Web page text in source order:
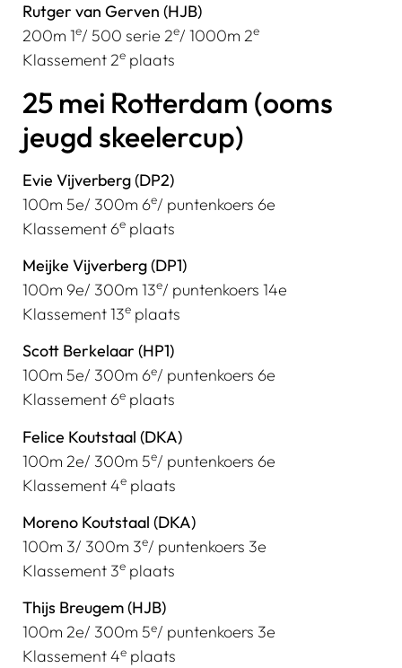
Rutger van Gerven (HJB)
200m 1e/ 500 serie 2e/ 1000m 2e
Klassement 2e plaats
25 mei Rotterdam (ooms
jeugd skeelercup)
Evie Vijverberg (DP2)
100m 5e/ 300m 6e/ puntenkoers 6e
Klassement 6e plaats
Meijke Vijverberg (DP1)
100m 9e/ 300m 13e/ puntenkoers 14e
Klassement 13e plaats
Scott Berkelaar (HP1)
100m 5e/ 300m 6e/ puntenkoers 6e
Klassement 6e plaats
Felice Koutstaal (DKA)
100m 2e/ 300m 5e/ puntenkoers 6e
Klassement 4e plaats
Moreno Koutstaal (DKA)
100m 3/ 300m 3e/ puntenkoers 3e
Klassement 3e plaats
Thijs Breugem (HJB)
100m 2e/ 300m 5e/ puntenkoers 3e
Klassement 4e plaats